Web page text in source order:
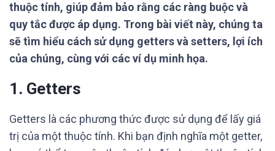
thuộc tính, giúp đảm bảo rằng các ràng buộc và
quy tắc được áp dụng. Trong bài viết này, chúng ta
sẽ tìm hiểu cách sử dụng getters và setters, lợi ích
của chúng, cùng với các ví dụ minh họa.
1. Getters
Getters là các phương thức được sử dụng để lấy giá
trị của một thuộc tính. Khi bạn định nghĩa một getter,